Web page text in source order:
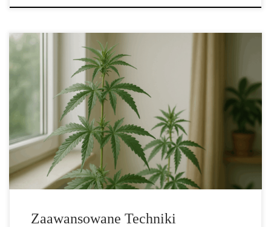
Zaawansowane Techniki Żywienia Konopi w Późnej Fazie
Kwitnienia Późna faza kwitnienia to moment, w którym roślina
konopi osiąga kulminację swojego cyklu życiowego. To okres,
zwykle przypadający na 6–8 tydzień kwitnienia, w którym kwiaty
dojrzewają, nabierają masy, intensywnego aromatu i mocy. W tym
czasie konopie koncentrują energię na zwiększeniu zawartości
kannabinoidów […]
Zaawansowane Techniki